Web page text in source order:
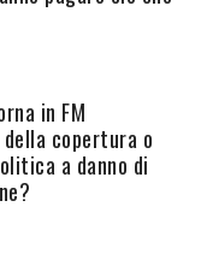
in FM
della copertura o
a danno di